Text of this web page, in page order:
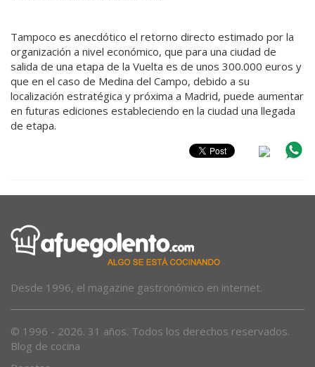
Tampoco es anecdótico el retorno directo estimado por la
organización a nivel económico, que para una ciudad de
salida de una etapa de la Vuelta es de unos 300.000 euros y
que en el caso de Medina del Campo, debido a su
localización estratégica y próxima a Madrid, puede aumentar
en futuras ediciones estableciendo en la ciudad una llegada
de etapa.
Desde 1996, el magazine gastronómico en internet.
© 1996 - 2026. 31 años. Todos los derechos reservados.
Blog de cocina